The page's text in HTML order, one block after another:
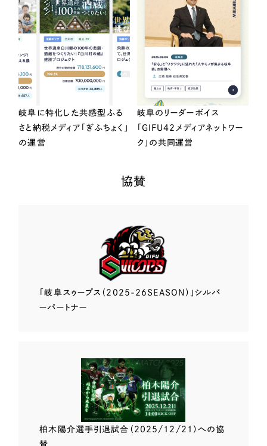
岐阜に特化した共感型ふる
さと納税メディア「ぎふちょく」
の運営
岐阜のリーダーボイス
「GIFU42メディアネットワー
ク」の共同運営
協賛
「岐阜スゥープス （2025-26SEASON）」 シルバ
ーパートナー
柏木陽介選手引退試合（2025/12/21）への協
賛